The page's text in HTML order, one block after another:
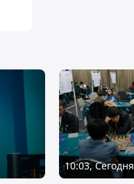
10:03, Сегодня